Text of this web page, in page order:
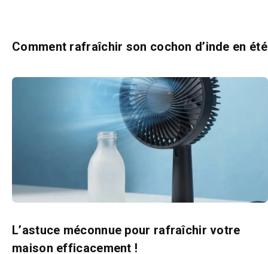
Comment rafraîchir son cochon d’inde en été
L’astuce méconnue pour rafraîchir votre
maison efficacement !